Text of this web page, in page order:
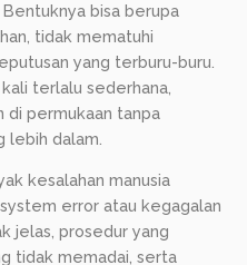
bisa berupa
tidak mematuhi
yang terburu-buru.
terlalu sederhana,
di permukaan tanpa
lebih dalam.
kesalahan manusia
error atau kegagalan
jelas, prosedur yang
tidak memadai, serta